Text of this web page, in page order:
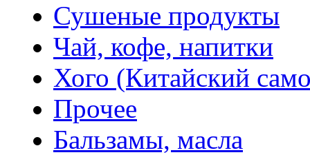
Сушеные продукты
Чай, кофе, напитки
Хого (Китайский
Прочее
Бальзамы, масла